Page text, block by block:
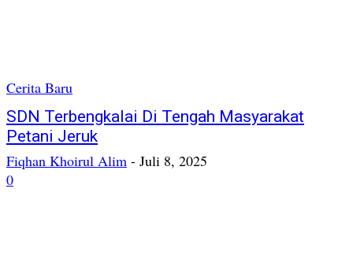
Cerita Baru
SDN Terbengkalai Di Tengah Masyarakat
Petani Jeruk
Fiqhan Khoirul Alim - Juli 8, 2025
0